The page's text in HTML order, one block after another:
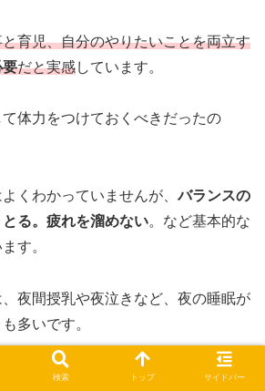
育児、自分のやりたいことを両立す
要だと実感しています。
体力をつけておくべきだったの
くわかっていませんが、バランスの
る。疲れを溜めない。など基本的な
す。
夜間授乳や夜泣きなど、夜の睡眠が
多いです。
身体を大事にする意識は必要 なのかな
検索 トップ サイドバー